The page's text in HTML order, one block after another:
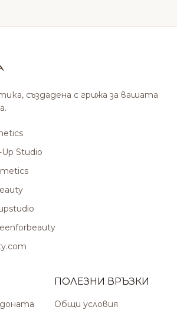
създадена с грижа за вашата
Studio
ПОЛЕЗНИ ВРЪЗКИ
Общи условия